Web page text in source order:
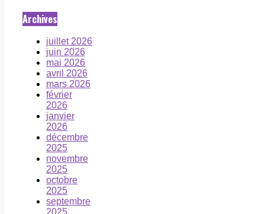
Archives
juillet 2026
juin 2026
mai 2026
avril 2026
mars 2026
février
2026
janvier
2026
décembre
2025
novembre
2025
octobre
2025
septembre